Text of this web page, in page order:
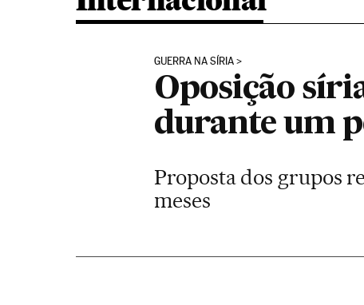
GUERRA NA SÍRIA
Oposição
durante um
Proposta dos grupos
meses